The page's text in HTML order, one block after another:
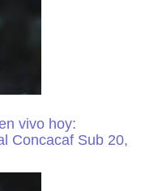
vivo hoy:
Concacaf Sub 20,